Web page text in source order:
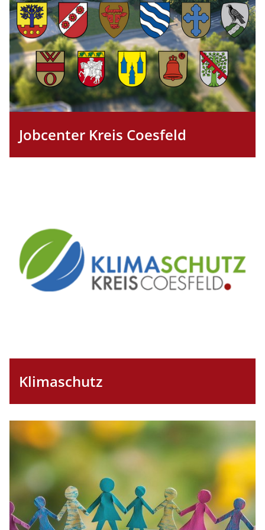
Jobcenter Kreis Coesfeld
Klimaschutz